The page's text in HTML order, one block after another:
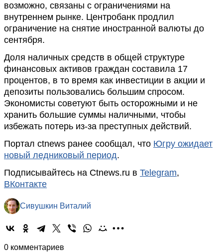
возможно, связаны с ограничениями на
внутреннем рынке. Центробанк продлил
ограничение на снятие иностранной валюты до
сентября.
Доля наличных средств в общей структуре
финансовых активов граждан составила 17
процентов, в то время как инвестиции в акции и
депозиты пользовались большим спросом.
Экономисты советуют быть осторожными и не
хранить большие суммы наличными, чтобы
избежать потерь из-за преступных действий.
Портал ctnews ранее сообщал, что Югру ожидает
новый ледниковый период.
Подписывайтесь на Ctnews.ru в Telegram,
ВКонтакте
Сивушкин Виталий
0 комментариев